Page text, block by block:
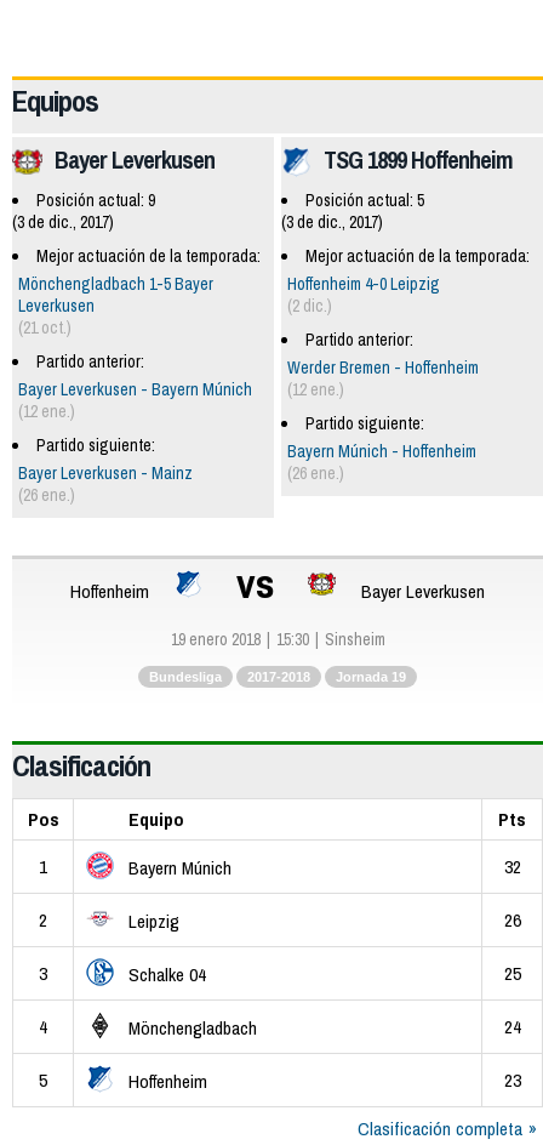
Equipos
TSG 1899 Hoffenheim
Posición actual: 5
(3 de dic., 2017)
Mejor actuación de la temporada:
Hoffenheim 4-0 Leipzig
(2 dic.)
Partido anterior:
Werder Bremen - Hoffenheim
(12 ene.)
Partido siguiente:
Bayern Múnich - Hoffenheim
(26 ene.)
Bayer Leverkusen
Posición actual: 9
(3 de dic., 2017)
Mejor actuación de la temporada:
Mönchengladbach 1-5 Bayer
Leverkusen
(21 oct.)
Partido anterior:
Bayer Leverkusen - Bayern Múnich
(12 ene.)
Partido siguiente:
Bayer Leverkusen - Mainz
(26 ene.)
Hoffenheim vs Bayer Leverkusen
19 enero 2018 15:30 Sinsheim
Bundesliga 2017-2018 Jornada 19
Clasificación
Pos Equipo
Pts
1
Bayern Múnich 32
2 Leipzig 26
3 Schalke 04 25
4 Mönchengladbach 24
5 Hoffenheim
23
Clasificación completa